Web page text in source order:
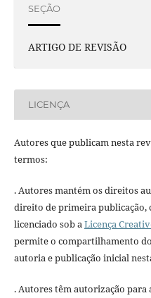
SEÇÃO
ARTIGO DE REVISÃO
LICENÇA
Autores que publicam nesta
termos:
. Autores mantém os direitos
direito de primeira publicação,
licenciado sob aLicença
permite o compartilhamento
autoria e publicação inicial
. Autores têm autorização